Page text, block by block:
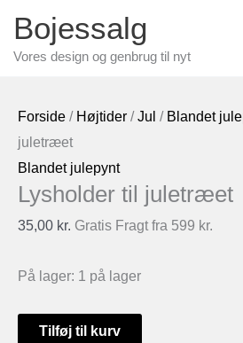
indholdet
Bojessalg
Vores design og genbrug til nyt
Forside / Højtider /Jul / Blandet
juletræet
Blandet julepynt
Lysholder til juletræet
35,00 kr. Gratis Fragt fra 599 kr.
På lager: 1 på lager
Lysholder
Tilføj til kurv